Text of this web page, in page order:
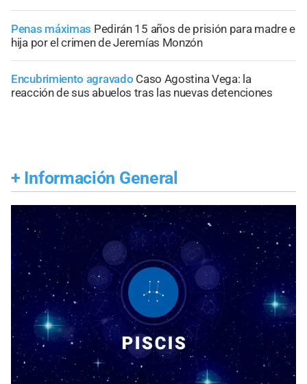
Penas máximas Pedirán 15 años de prisión para madre e
hija por el crimen de Jeremías Monzón
Encubrimiento agravado Caso Agostina Vega: la
reacción de sus abuelos tras las nuevas detenciones
+ Información General